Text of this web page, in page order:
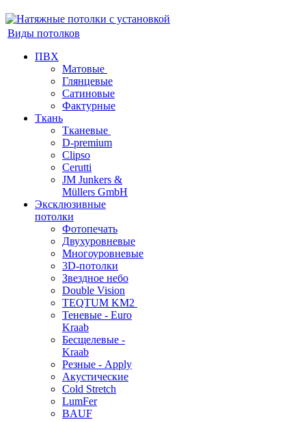
Виды потолков
ПВХ
Матовые
Глянцевые
Сатиновые
Фактурные
Ткань
Тканевые
D-premium
Clipso
Cerutti
JM Junkers &
Müllers GmbH
Эксклюзивные
потолки
Фотопечать
Двухуровневые
Многоуровневые
3D-потолки
Звездное небо
Double Vision
TEQTUM KM2
Теневые - Euro
Kraab
Бесщелевые -
Kraab
Резные - Apply
Акустические
Cold Stretch
LumFer
BAUF